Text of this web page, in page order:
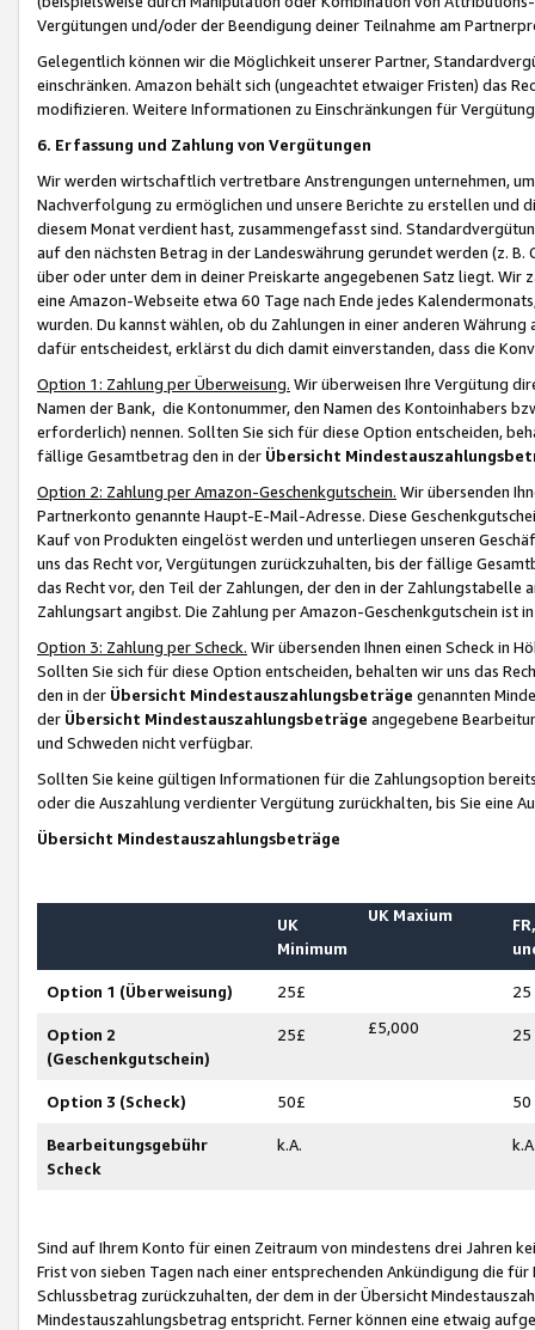
Vergütungen und/oder der Beendigung deiner Teilnahme am
Gelegentlich können wir die Möglichkeit unserer Partner,
einschränken. Amazon behält sich (ungeachtet etwaiger Fristen) das
modifizieren. Weitere Informationen zu Einschränkungen für
6. Erfassung und Zahlung von Vergütungen
Wir werden wirtschaftlich vertretbare Anstrengungen unternehmen,
Nachverfolgung zu ermöglichen und unsere Berichte zu erstellen und
diesem Monat verdient hast, zusammengefasst sind.
auf den nächsten Betrag in der Landeswährung gerundet werden (z.
über oder unter dem in deiner Preiskarte angegebenen Satz liegt.
eine Amazon-Webseite etwa 60 Tage nach Ende jedes
wurden. Du kannst wählen, ob du Zahlungen in einer anderen
dafür entscheidest, erklärst du dich damit einverstanden, dass die
Option 1: Zahlung per Überweisung. Wir überweisen Ihre Vergütung
Namen der Bank, die Kontonummer, den Namen des Kontoinhabers
erforderlich) nennen. Sollten Sie sich für diese Option entscheiden,
fällige Gesamtbetrag den in der Übersicht
Option 2: Zahlung per Amazon-Geschenkgutschein. Wir übersenden
Partnerkonto genannte Haupt-E-Mail-Adresse. Diese
Kauf von Produkten eingelöst werden und unterliegen unseren
uns das Recht vor, Vergütungen zurückzuhalten, bis der fällige
das Recht vor, den Teil der Zahlungen, der den in der
Zahlungsart angibst. Die Zahlung per Amazon-Geschenkgutschein ist
Option 3: Zahlung per Scheck. Wir übersenden Ihnen einen Scheck in
Sollten Sie sich für diese Option entscheiden, behalten wir uns das
den in der Übersicht Mindestauszahlungsbeträge genannten
der Übersicht Mindestauszahlungsbeträge angegebene
und Schweden nicht verfügbar.
Sollten Sie keine gültigen Informationen für die Zahlungsoption
oder die Auszahlung verdienter Vergütung zurückhalten, bis Sie
Übersicht Mindestauszahlungsbeträge
UK
Minimum
UK Maxium
Option 1 (Überweisung) 25£ 25
Option 2
(Geschenkgutschein)
25£ £5,000 25
Option 3 (Scheck) 50£ 50
Bearbeitungsgebühr
Scheck
k.A.
Sind auf Ihrem Konto für einen Zeitraum von mindestens drei Jahren
Frist von sieben Tagen nach einer entsprechenden Ankündigung die
Schlussbetrag zurückzuhalten, der dem in der Übersicht
Mindestauszahlungsbetrag entspricht. Ferner können eine etwaig